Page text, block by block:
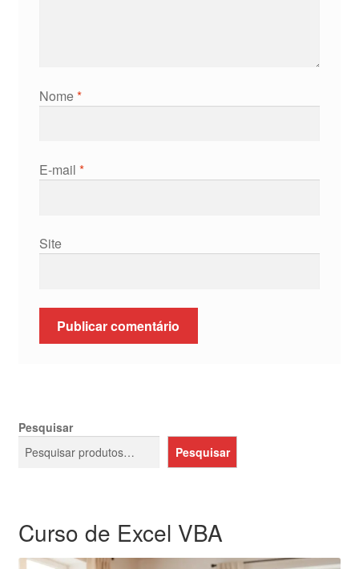
Nome*
E-mail *
Site
Pesquisar
Pesquisar
Curso de Excel VBA